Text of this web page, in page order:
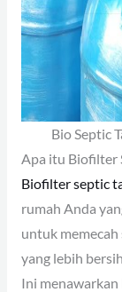
Bio Septic
Apa itu Biofilter
Biofilter septic
rumah Anda
untuk
yang lebih
Ini